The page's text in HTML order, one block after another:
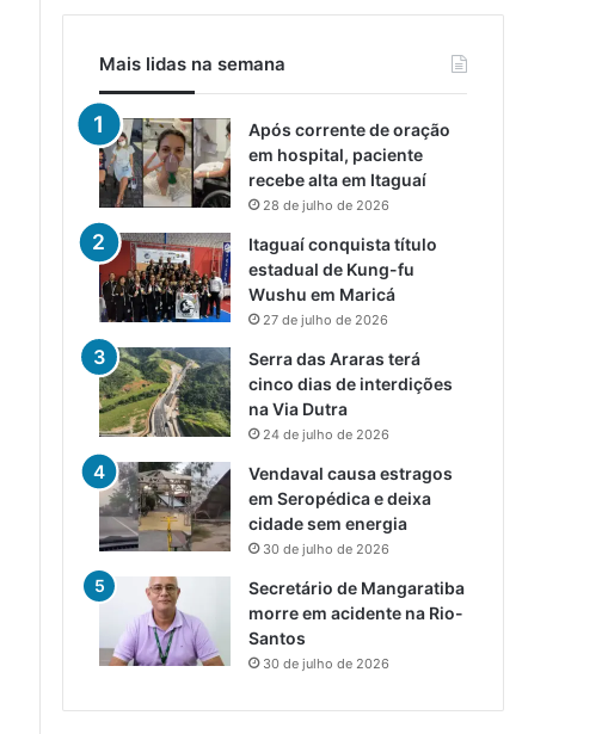
Mais lidas na semana
Após corrente de oração
em hospital, paciente
recebe alta em Itaguaí
28 de julho de 2026
Itaguaí conquista título
estadual de Kung-fu
Wushu em Maricá
27 de julho de 2026
Serra das Araras terá
cinco dias de interdições
na Via Dutra
24 de julho de 2026
Vendaval causa estragos
em Seropédica e deixa
cidade sem energia
30 de julho de 2026
Secretário de Mangaratiba
morre em acidente na Rio-
Santos
30 de julho de 2026